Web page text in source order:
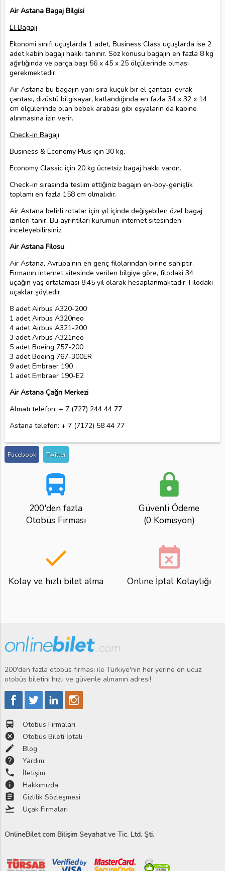
Air Astana Bagaj Bilgisi
El Bagajı
Ekonomi sınıfı uçuşlarda 1 adet, Business Class uçuşlarda ise 2
adet kabin bagajı hakkı tanınır. Söz konusu bagajın en fazla 8 kg
ağırlığında ve parça başı 56 x 45 x 25 ölçülerinde olması
gerekmektedir.
Air Astana bu bagajın yanı sıra küçük bir el çantası, evrak
çantası, dizüstü bilgisayar, katlandığında en fazla 34 х 32 х 14
cm ölçülerinde olan bebek arabası gibi eşyaların da kabine
alınmasına izin verir.
Check-in Bagajı
Business & Economy Plus için 30 kg,
Economy Classic için 20 kg ücretsiz bagaj hakkı vardır.
Check-in sırasında teslim ettiğiniz bagajın en-boy-genişlik
toplamı en fazla 158 cm olmalıdır.
Air Astana belirli rotalar için yıl içinde değişebilen özel bagaj
izinleri tanır. Bu ayrıntıları kurumun internet sitesinden
inceleyebilirsiniz.
Air Astana Filosu
Air Astana, Avrupa’nın en genç filolarından birine sahiptir.
Firmanın internet sitesinde verilen bilgiye göre, filodaki 34
uçağın yaş ortalaması 8.45 yıl olarak hesaplanmaktadır. Filodaki
uçaklar şöyledir:
8 adet Airbus A320-200
1 adet Airbus A320neo
4 adet Airbus A321-200
3 adet Airbus A321neo
5 adet Boeing 757-200
3 adet Boeing 767-300ER
9 adet Embraer 190
1 adet Embraer 190-E2
Air Astana Çağrı Merkezi
Almatı telefon: + 7 (727) 244 44 77
Astana telefon: + 7 (7172) 58 44 77
Facebook Twitter
directions_bus
200'den fazla
Otobüs Firması
lock
Güvenli Ödeme
(0 Komisyon)
done
Kolay ve hızlı bilet alma
event_busy
Online İptal Kolaylığı
200'den fazla otobüs firması ile Türkiye'nin her yerine en ucuz
otobüs biletini hızlı ve güvenle almanın adresi!
directions_bus Otobüs Firmaları
cancel Otobüs Bileti İptali
edit Blog
help Yardım
phone İletişim
info Hakkımızda
assignment Gizlilik Sözleşmesi
flight_takeoff Uçak Firmaları
OnlineBilet com Bilişim Seyahat ve Tic. Ltd. Şti.